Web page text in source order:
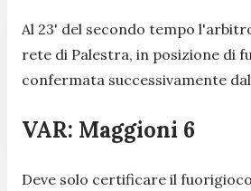
Al 23' del secondo tempo
rete di Palestra, in posizione di
confermata successivamente dal
VAR: Maggioni 6
Deve solo certificare il